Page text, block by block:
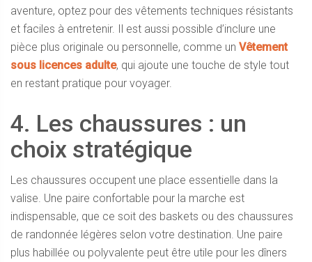
aventure, optez pour des vêtements techniques résistants
et faciles à entretenir. Il est aussi possible d’inclure une
pièce plus originale ou personnelle, comme un Vêtement
sous licences adulte, qui ajoute une touche de style tout
en restant pratique pour voyager.
4. Les chaussures : un
choix stratégique
Les chaussures occupent une place essentielle dans la
valise. Une paire confortable pour la marche est
indispensable, que ce soit des baskets ou des chaussures
de randonnée légères selon votre destination. Une paire
plus habillée ou polyvalente peut être utile pour les dîners